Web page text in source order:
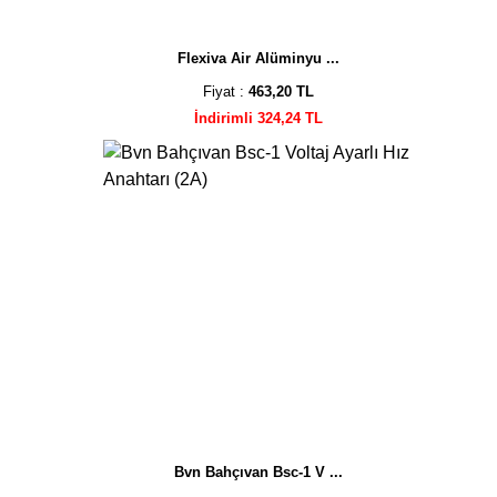
Flexiva Air Alüminyu ...
Fiyat :463,20 TL
İndirimli 324,24 TL
Bvn Bahçıvan Bsc-1 V ...